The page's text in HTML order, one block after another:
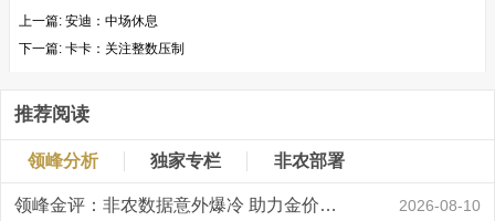
上一篇: 安迪：中场休息
下一篇: 卡卡：关注整数压制
推荐阅读
领峰分析 独家专栏 非农部署
领峰金评：非农数据意外爆冷 助力金价大涨创新高 2026-08-10